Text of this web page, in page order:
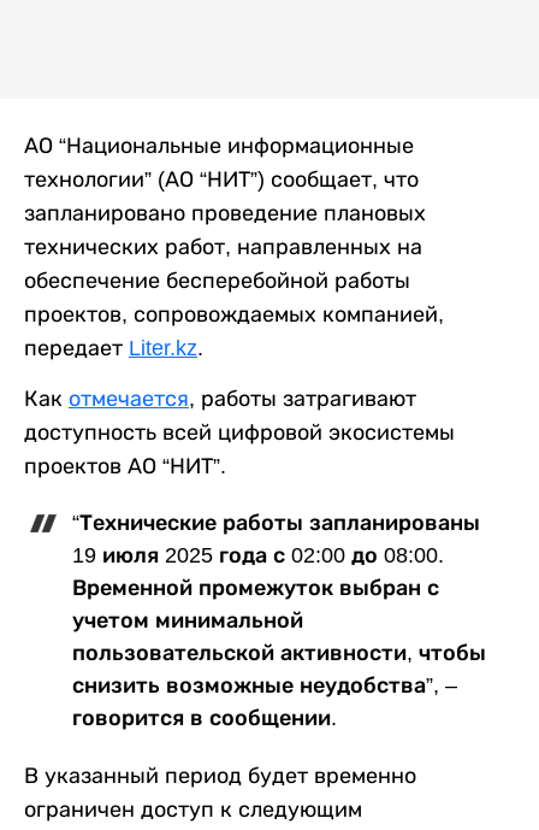
АО “Национальные информационные
технологии” (АО “НИТ”) сообщает, что
запланировано проведение плановых
технических работ, направленных на
обеспечение бесперебойной работы
проектов, сопровождаемых компанией,
передает Liter.kz.
Как отмечается, работы затрагивают
доступность всей цифровой экосистемы
проектов АО “НИТ”.
“Технические работы запланированы
19 июля 2025 года с 02:00 до 08:00.
Временной промежуток выбран с
учетом минимальной
пользовательской активности, чтобы
снизить возможные неудобства”, –
говорится в сообщении.
В указанный период будет временно
ограничен доступ к следующим